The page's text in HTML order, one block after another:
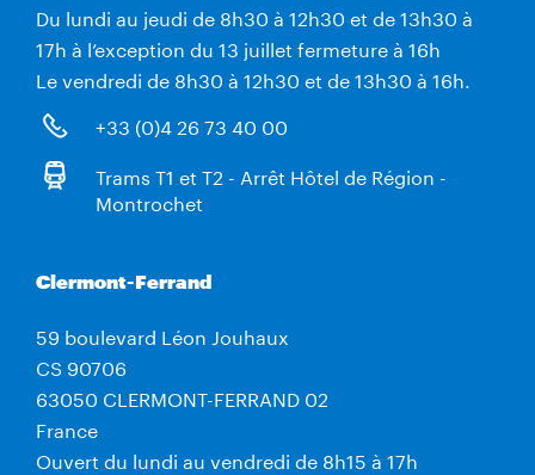
Du lundi au jeudi de 8h30 à 12h30 et de 13h30 à
17h à l’exception du 13 juillet fermeture à 16h
Le vendredi de 8h30 à 12h30 et de 13h30 à 16h.
+33 (0)4 26 73 40 00
Trams T1 et T2 - Arrêt Hôtel de Région -
Montrochet
Clermont-Ferrand
59 boulevard Léon Jouhaux
CS 90706
63050 CLERMONT-FERRAND 02
France
Ouvert du lundi au vendredi de 8h15 à 17h